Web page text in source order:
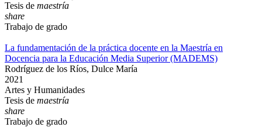
Tesis de maestría
share
Trabajo de grado
La fundamentación de la práctica docente en la Maestría en
Docencia para la Educación Media Superior (MADEMS)
Rodríguez de los Ríos, Dulce María
2021
Artes y Humanidades
Tesis de maestría
share
Trabajo de grado